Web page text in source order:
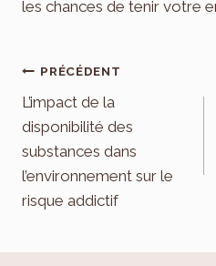
les chances de tenir votre
Navigation
de
l’article
PRÉCÉDENT
L’impact de la
disponibilité des
substances dans
l’environnement sur le
risque addictif